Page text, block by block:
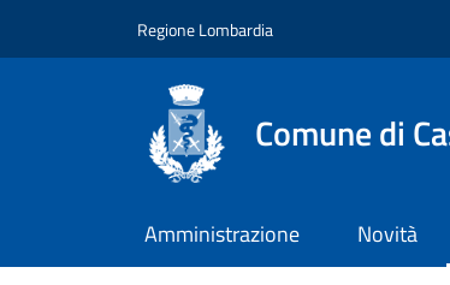
Regione Lombardia
Comune di
Amministrazione Novità